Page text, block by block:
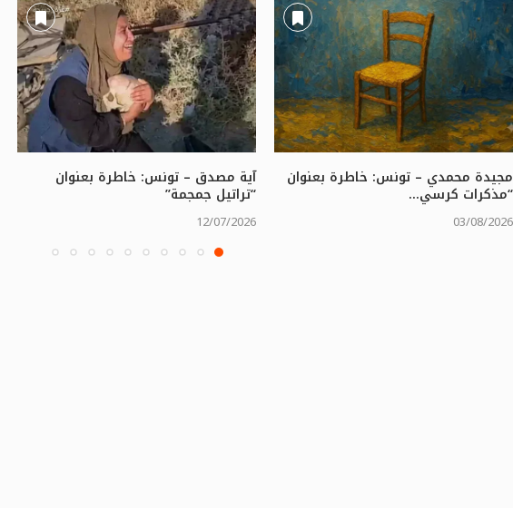
مجيدة محمدي – تونس: خاطرة بعنوان
“مذكرات كرسي...
03/08/2026
آية مصدق – تونس: خاطرة بعنوان
“تراتيل جمجمة”
12/07/2026